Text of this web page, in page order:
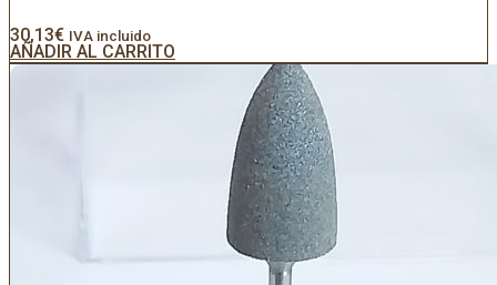
30,13€ IVA incluido
AÑADIR AL CARRITO